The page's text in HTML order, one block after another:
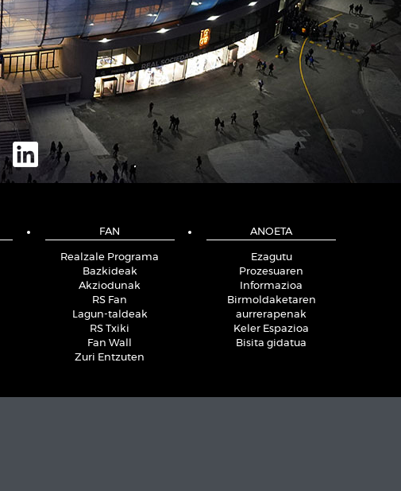
FAN
Realzale Programa
Bazkideak
Akziodunak
RS Fan
Lagun-taldeak
RS Txiki
Fan Wall
Zuri Entzuten
ANOETA
Ezagutu
Prozesuaren
Informazioa
Birmoldaketaren
aurrerapenak
Keler Espazioa
Bisita gidatua